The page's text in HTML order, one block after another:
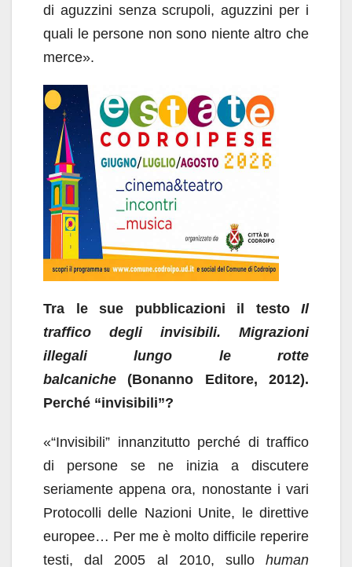
di aguzzini senza scrupoli, aguzzini per i
quali le persone non sono niente altro che
merce».
Tra le sue pubblicazioni il testo Il
traffico degli invisibili. Migrazioni
illegali lungo le rotte
balcaniche (Bonanno Editore, 2012).
Perché “invisibili”?
«“Invisibili” innanzitutto perché di traffico
di persone se ne inizia a discutere
seriamente appena ora, nonostante i vari
Protocolli delle Nazioni Unite, le direttive
europee… Per me è molto difficile reperire
testi, dal 2005 al 2010, sullo human